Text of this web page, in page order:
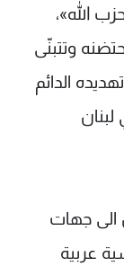
الله»،
وتتبنّى
الدائم
لبنان
الى جهات
عربية